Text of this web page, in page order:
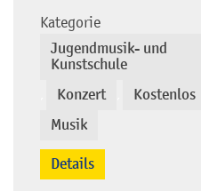
Kategorie
Jugendmusik- und
Kunstschule
Konzert Kostenlos
Musik
Details